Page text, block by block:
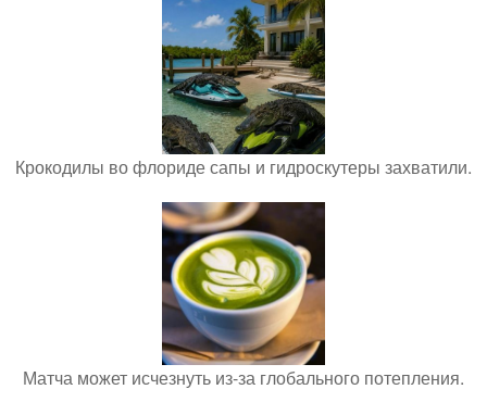
Крокодилы во флориде сапы и гидроскутеры захватили.
Матча может исчезнуть из-за глобального потепления.